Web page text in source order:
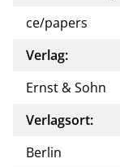
ce/papers
Verlag:
Ernst & Sohn
Verlagsort:
Berlin